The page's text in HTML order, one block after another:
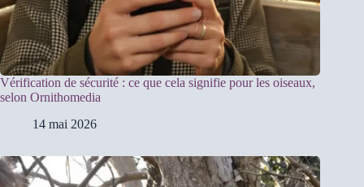
Vérification de sécurité : ce que cela signifie pour les oiseaux,
selon Ornithomedia
14 mai 2026